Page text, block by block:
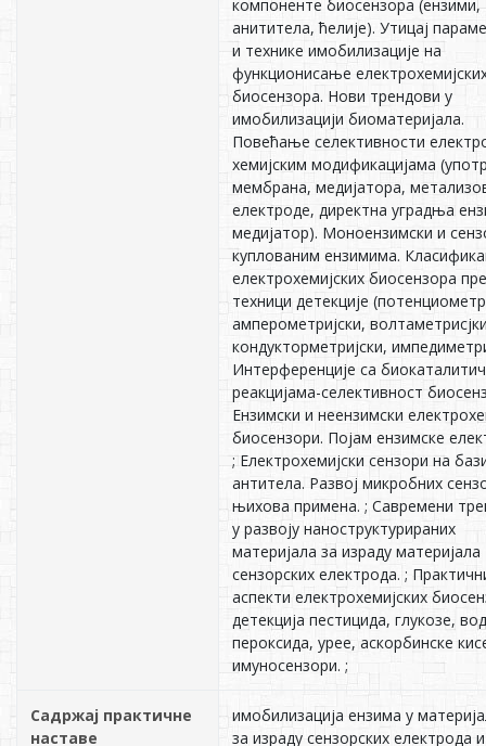
компоненте биосензора (ензими,
анититела, ћелије). Утицај
и технике имобилизације на
функционисање
биосензора. Нови трендови у
имобилизацији биоматеријала.
Повећање селективности
хемијским модификацијама
мембрана, медијатора,
електроде, директна уградња
медијатор). Моноензимски и
куплованим ензимима.
електрохемијских биосензора
техници детекције
амперометријски,
кондукторметријски,
Интерференције са
реакцијама-селективност
Ензимски и неензимски
биосензори. Појам ензимске
; Електрохемијски сензори на
антитела. Развој микробних
њихова примена. ; Савремени
у развоју наноструктурираних
материјала за израду материјала
сензорских електрода. ;
аспекти електрохемијских
детекција пестицида, глукозе,
пероксида, урее, аскорбинске
имуносензори. ;
Садржај практичне
наставе
имобилизација ензима у
за израду сензорских електрода и